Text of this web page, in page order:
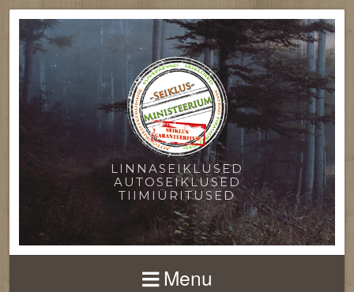
LINNASEIKLUSED
AUTOSEIKLUSED
TIIMIÜRITUSED
Menu